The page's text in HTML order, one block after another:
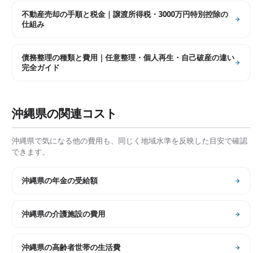
不動産売却の手順と税金｜譲渡所得税・3000万円特別控除の
仕組み
債務整理の種類と費用｜任意整理・個人再生・自己破産の違い
完全ガイド
沖縄県の関連コスト
沖縄県で気になる他の費用も、同じく地域水準を反映した目安で確認
できます。
沖縄県の年金の受給額
沖縄県の介護施設の費用
沖縄県の高齢者世帯の生活費